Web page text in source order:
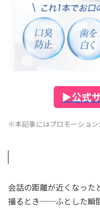
▶公式
※本記事にはプロモーション
会話の距離が近くなった
撮るとき──ふとした瞬